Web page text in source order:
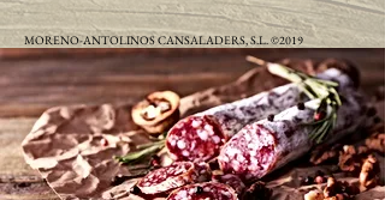
MORENO-ANTOLINOS CANSALADERS, S.L. ©2019